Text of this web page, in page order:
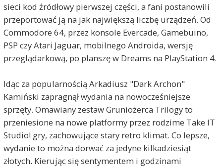
sieci kod źródłowy pierwszej części, a fani postanowili
przeportować ją na jak największą liczbę urządzeń. Od
Commodore 64, przez konsole Evercade, Gamebuino,
PSP czy Atari Jaguar, mobilnego Androida, wersję
przeglądarkową, po planszę w Dreams na PlayStation 4.
Idąc za popularnością Arkadiusz "Dark Archon"
Kamiński zapragnął wydania na nowocześniejsze
sprzęty. Omawiany zestaw Gruniożerca Trilogy to
przeniesione na nowe platformy przez rodzime Take IT
Studio! gry, zachowujące stary retro klimat. Co lepsze,
wydanie to można dorwać za jedyne kilkadziesiąt
złotych. Kierując się sentymentem i godzinami